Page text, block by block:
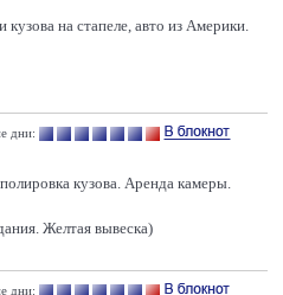
на стапеле, авто из Америки.
дни:
кузова. Аренда камеры.
Желтая вывеска)
дни: